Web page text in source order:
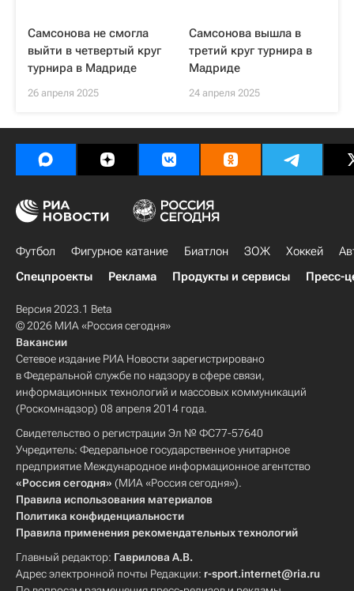
Самсонова не смогла
выйти в четвертый круг
турнира в Мадриде
26 апреля 2025
Самсонова вышла в
третий круг турнира в
Мадриде
24 апреля 2025
Футбол Фигурное катание Биатлон ЗОЖ Хоккей
Спецпроекты
Реклама Продукты и сервисы Пресс-
Версия 2023.1 Beta
© 2026 МИА «Россия сегодня»
Вакансии
Сетевое издание РИА Новости зарегистрировано
в Федеральной службе по надзору в сфере связи,
информационных технологий и массовых коммуникаций
(Роскомнадзор) 08 апреля 2014 года.
Свидетельство о регистрации Эл № ФС77-57640
Учредитель: Федеральное государственное унитарное
предприятие Международное информационное агентство
«Россия сегодня» (МИА «Россия сегодня»).
Правила использования материалов
Политика конфиденциальности
Правила применения рекомендательных технологий
Главный редактор: Гаврилова А.В.
Адрес электронной почты Редакции: r-sport.internet@ria.ru